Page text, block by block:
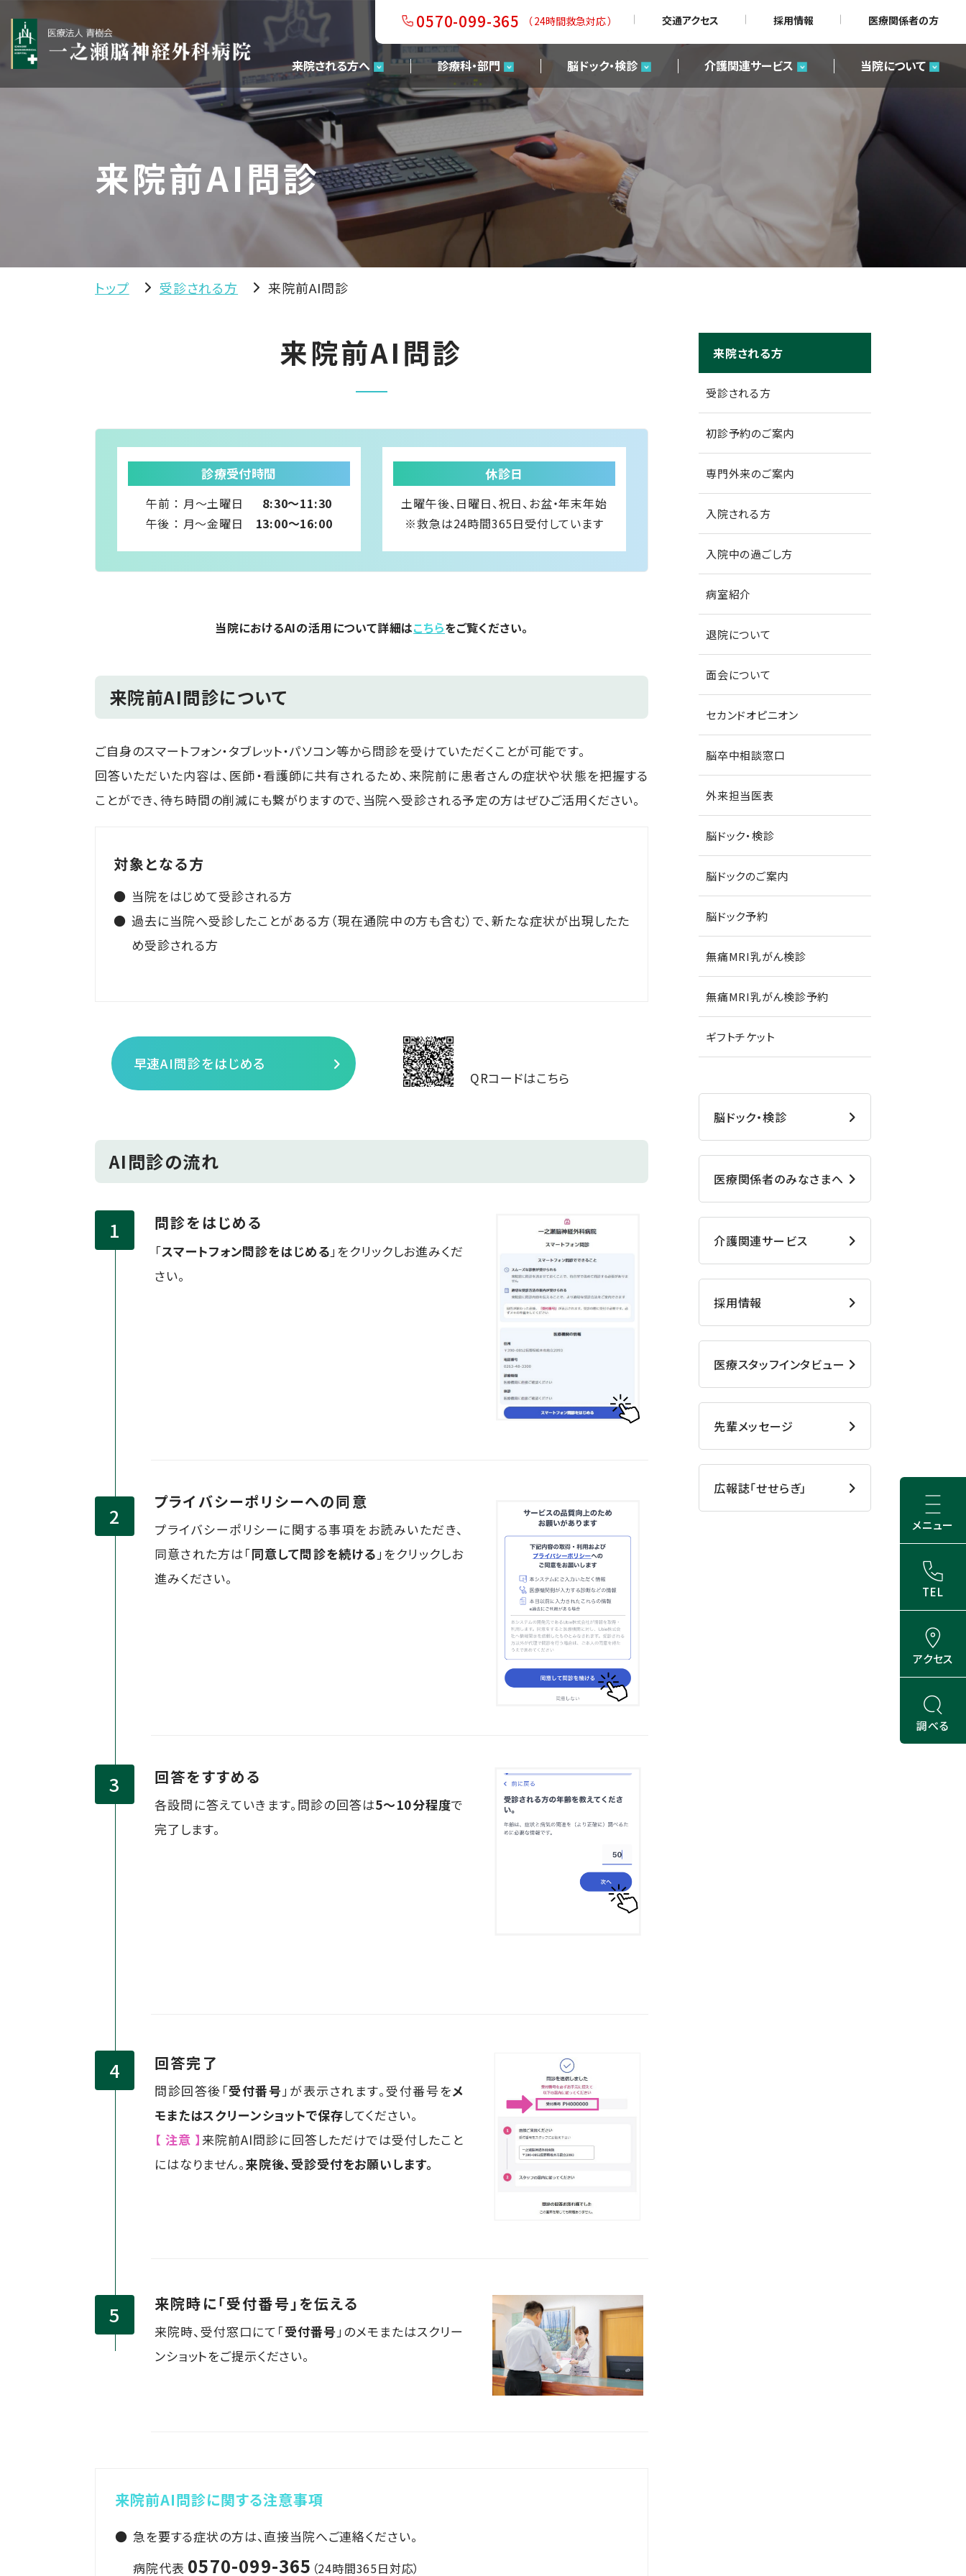
0570-099-365 （ 24時間救急対応 ） 交通アクセス 採用情報 医療関係者の方
来院される方へ 診療科・部門 脳ドック・検診 介護関連サービス 当院について
来院前AI問診
トップ 受診される方 来院前AI問診
来院前AI問診
診療受付時間
午前 ： 月～土曜日 8:30～11:30
午後 ： 月～金曜日 13:00～16:00
休診日
土曜午後、日曜日、祝日、お盆・年末年始
※救急は24時間365日受付しています
当院におけるAIの活用について詳細はこちらをご覧ください。
来院前AI問診について
ご自身のスマートフォン・タブレット・パソコン等から問診を受けていただくことが可能です。
回答いただいた内容は、医師・看護師に共有されるため、来院前に患者さんの症状や状態を把握する
ことができ、待ち時間の削減にも繋がりますので、当院へ受診される予定の方はぜひご活用ください。
対象となる方
当院をはじめて受診される方
過去に当院へ受診したことがある方（現在通院中の方も含む）で、新たな症状が出現したた
め受診される方
早速AI問診をはじめる
QRコードはこちら
AI問診の流れ
問診をはじめる
「スマートフォン問診をはじめる」をクリックしお進みくだ
さい。
プライバシーポリシーへの同意
プライバシーポリシーに関する事項をお読みいただき、
同意された方は「同意して問診を続ける」をクリックしお
進みください。
回答をすすめる
各設問に答えていきます。問診の回答は5～10分程度で
完了します。
回答完了
問診回答後「受付番号」が表示されます。受付番号をメ
モまたはスクリーンショットで保存してください。
【 注意 】来院前AI問診に回答しただけでは受付したこと
にはなりません。来院後、受診受付をお願いします。
来院時に「受付番号」を伝える
来院時、受付窓口にて「受付番号 」のメモまたはスクリー
ンショットをご提示ください。
来院前AI問診に関する注意事項
急を要する症状の方は、直接当院へご連絡ください。
病院代表 0570-099-365 （24時間365日対応）
来院される方
受診される方
初診予約のご案内
専門外来のご案内
入院される方
入院中の過ごし方
病室紹介
退院について
面会について
セカンドオピニオン
脳卒中相談窓口
外来担当医表
脳ドック・検診
脳ドックのご案内
脳ドック予約
無痛MRI乳がん検診
無痛MRI乳がん検診予約
ギフトチケット
脳ドック・検診
医療関係者のみなさまへ
介護関連サービス
採用情報
医療スタッフインタビュー
先輩メッセージ
広報誌「せせらぎ」
メニュー
TEL
アクセス
調べる